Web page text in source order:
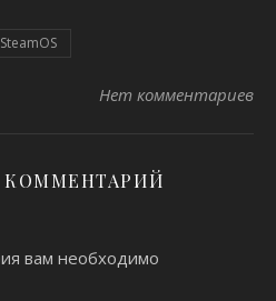
SteamOS
Нет комментариев
КОММЕНТАРИЙ
вам необходимо